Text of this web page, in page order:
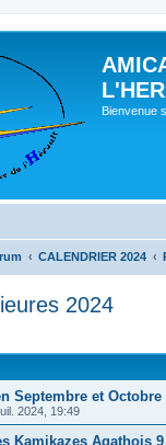
Bienvenue
CALENDRIER 2024
2024
Septembre et Octobre
2024, 19:49
Kamikazes Agathois